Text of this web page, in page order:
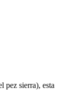
pez sierra), esta